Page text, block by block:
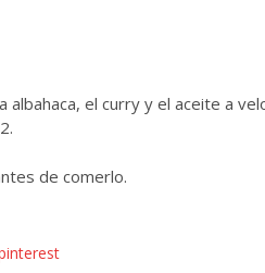
el curry y el aceite a
de comerlo.